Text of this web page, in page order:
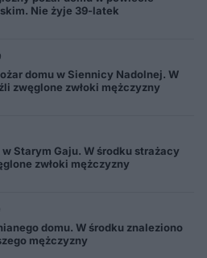
Nie żyje 39-latek
domu w Siennicy Nadolnej. W
zwęglone zwłoki mężczyzny
w Starym Gaju. W środku strażacy
zwłoki mężczyzny
domu. W środku znaleziono
mężczyzny